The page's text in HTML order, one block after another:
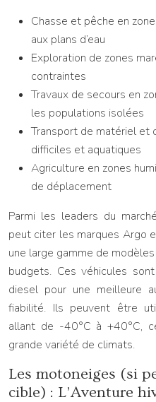
Chasse et pêche en
aux plans d’eau
Exploration de zones
contraintes
Travaux de secours en
les populations isolées
Transport de matériel et
difficiles et aquatiques
Agriculture en zones
de déplacement
Parmi les leaders du
peut citer les marques Argo
une large gamme de
budgets. Ces véhicules
diesel pour une meilleure
fiabilité. Ils peuvent être
allant de -40°C à +40°C,
grande variété de climats.
Les motoneiges (si
cible) : L’Aventure